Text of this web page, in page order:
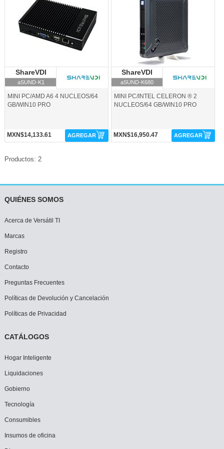
ShareVDI
aSUND-K1
MINI PC/AMD A6 4 NUCLEOS/64
GB/WIN10 PRO
MXN$14,133.61 AGREGAR
ShareVDI
aSUND-K680
MINI PC/INTEL CELERON ® 2
NUCLEOS/64 GB/WIN10 PRO
MXN$16,950.47 AGREGAR
Productos: 2
QUIÉNES SOMOS
Acerca de Versátil TI
Marcas
Registro
Contacto
Preguntas Frecuentes
Políticas de Devolución y Cancelación
Políticas de Privacidad
CATÁLOGOS
Hogar Inteligente
Liquidaciones
Gobierno
Tecnología
Consumibles
Insumos de oficina